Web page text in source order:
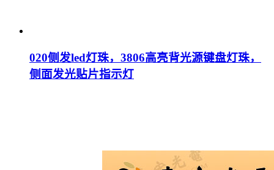
020侧发led灯珠，3806高亮背光源键盘灯珠，
侧面发光贴片指示灯